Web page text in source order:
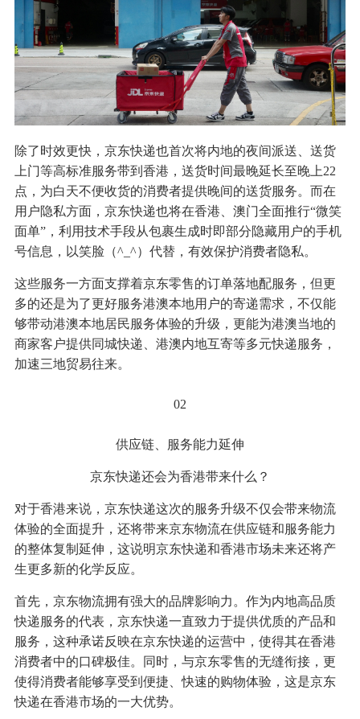
除了时效更快，京东快递也首次将内地的夜间派送、送货
上门等高标准服务带到香港，送货时间最晚延长至晚上22
点，为白天不便收货的消费者提供晚间的送货服务。而在
用户隐私方面，京东快递也将在香港、澳门全面推行“微笑
面单”，利用技术手段从包裹生成时即部分隐藏用户的手机
号信息，以笑脸（^_^）代替，有效保护消费者隐私。
这些服务一方面支撑着京东零售的订单落地配服务，但更
多的还是为了更好服务港澳本地用户的寄递需求，不仅能
够带动港澳本地居民服务体验的升级，更能为港澳当地的
商家客户提供同城快递、港澳内地互寄等多元快递服务，
加速三地贸易往来。
02
供应链、服务能力延伸
京东快递还会为香港带来什么？
对于香港来说，京东快递这次的服务升级不仅会带来物流
体验的全面提升，还将带来京东物流在供应链和服务能力
的整体复制延伸，这说明京东快递和香港市场未来还将产
生更多新的化学反应。
首先，京东物流拥有强大的品牌影响力。作为内地高品质
快递服务的代表，京东快递一直致力于提供优质的产品和
服务，这种承诺反映在京东快递的运营中，使得其在香港
消费者中的口碑极佳。同时，与京东零售的无缝衔接，更
使得消费者能够享受到便捷、快速的购物体验，这是京东
快递在香港市场的一大优势。